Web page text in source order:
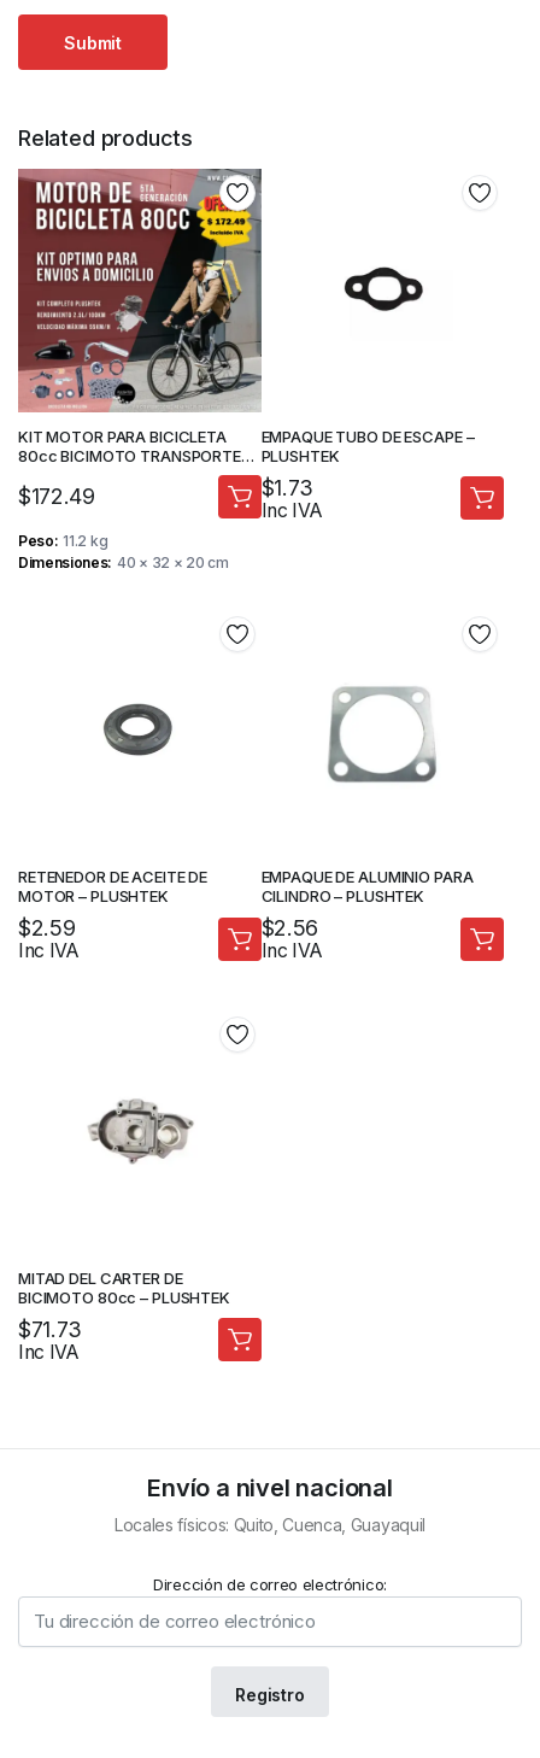
Related products
KIT MOTOR PARA BICICLETA
80cc BICIMOTO TRANSPORTE
PLUSHTEK
$172.49
Peso 11.2 kg
Dimensiones 40 × 32 × 20 cm
EMPAQUE TUBO DE ESCAPE –
PLUSHTEK
$1.73
Inc IVA
RETENEDOR DE ACEITE DE
MOTOR – PLUSHTEK
$2.59
Inc IVA
EMPAQUE DE ALUMINIO PARA
CILINDRO – PLUSHTEK
$2.56
Inc IVA
MITAD DEL CARTER DE
BICIMOTO 80cc – PLUSHTEK
$71.73
Inc IVA
Envío a nivel nacional
Locales físicos: Quito, Cuenca, Guayaquil
Dirección de correo electrónico: